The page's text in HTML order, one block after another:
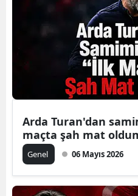
Arda Turan'dan
maçta şah mat
Genel 06 Mayıs 2026